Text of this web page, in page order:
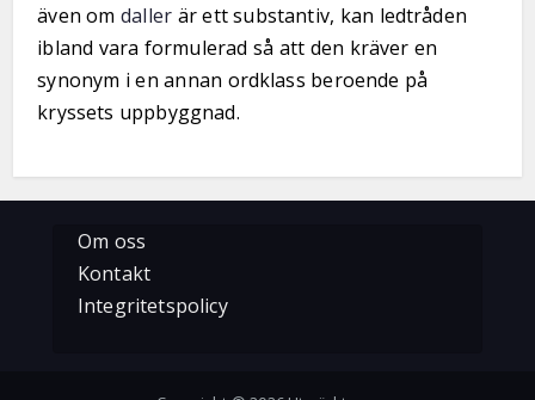
även omdaller är ett substantiv, kan ledtråden
ibland vara formulerad så att den kräver en
synonym i en annan ordklass beroende på
kryssets uppbyggnad.
Om oss
Kontakt
Integritetspolicy